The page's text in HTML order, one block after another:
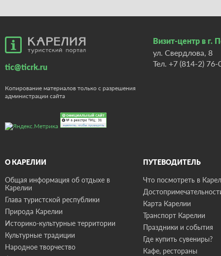
tic@ticrk.ru
Копирование материалов только с разрешения
администрации сайта
Визит-центр в г.
ул. Свердлова, 8
Тел. +7 (814-2) 76-
О КАРЕЛИИ
Общая информация об отдыхе в
Карелии
Глава туристской республики
Природа Карелии
Историко-культурные территории
Культурные традиции
Народное творчество
ПУТЕВОДИТЕЛЬ
Что посмотреть в
Карта Карелии
Транспорт Карелии
Праздники и события
Где купить сувениры?
Кафе, рестораны